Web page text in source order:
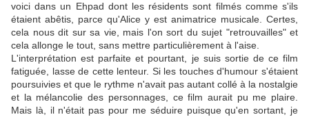
voici dans un Ehpad dont les résidents sont filmés comme s'ils
étaient abêtis, parce qu'Alice y est animatrice musicale. Certes,
cela nous dit sur sa vie, mais l'on sort du sujet "retrouvailles" et
cela allonge le tout, sans mettre particulièrement à l'aise.
L'interprétation est parfaite et pourtant, je suis sortie de ce film
fatiguée, lasse de cette lenteur. Si les touches d'humour s'étaient
poursuivies et que le rythme n'avait pas autant collé à la nostalgie
et la mélancolie des personnages, ce film aurait pu me plaire.
Mais là, il n'était pas pour me séduire puisque qu'en sortant, je